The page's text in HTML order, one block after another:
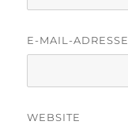
E-MAIL-ADRESSE
WEBSITE